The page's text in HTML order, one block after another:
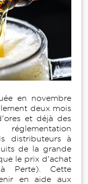
en novembre
deux mois
et déjà des
distributeurs à
de la grande
le prix d'achat
Perte). Cette
en aide aux